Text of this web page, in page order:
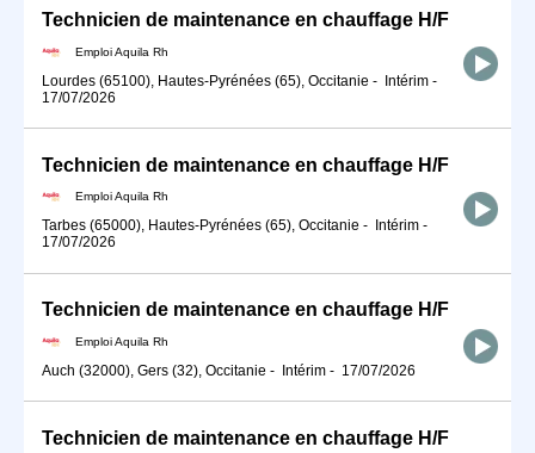
Technicien de maintenance en chauffage H/F
Emploi Aquila Rh
Lourdes (65100), Hautes-Pyrénées (65), Occitanie - Intérim -
17/07/2026
Technicien de maintenance en chauffage H/F
Emploi Aquila Rh
Tarbes (65000), Hautes-Pyrénées (65), Occitanie - Intérim -
17/07/2026
Technicien de maintenance en chauffage H/F
Emploi Aquila Rh
Auch (32000), Gers (32), Occitanie - Intérim - 17/07/2026
Technicien de maintenance en chauffage H/F